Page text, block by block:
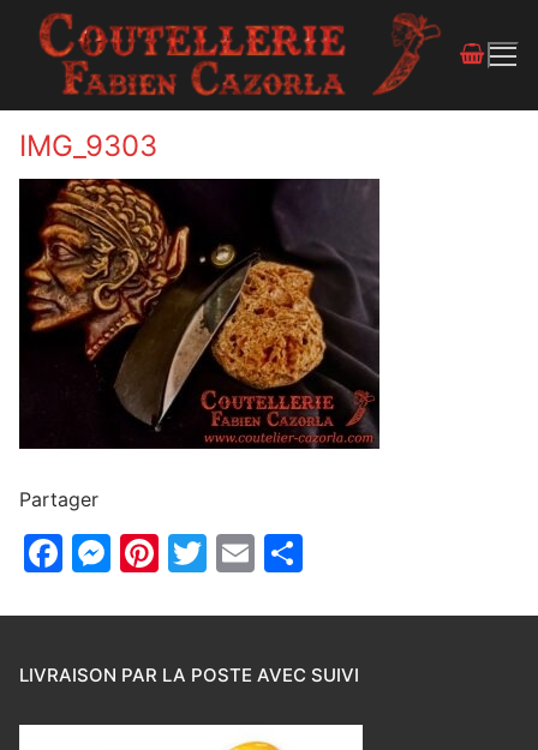
IMG_9303
Partager
Facebook
Messenger
Pinterest
Twitter
Email
LIVRAISON PAR LA POSTE AVEC SUIVI